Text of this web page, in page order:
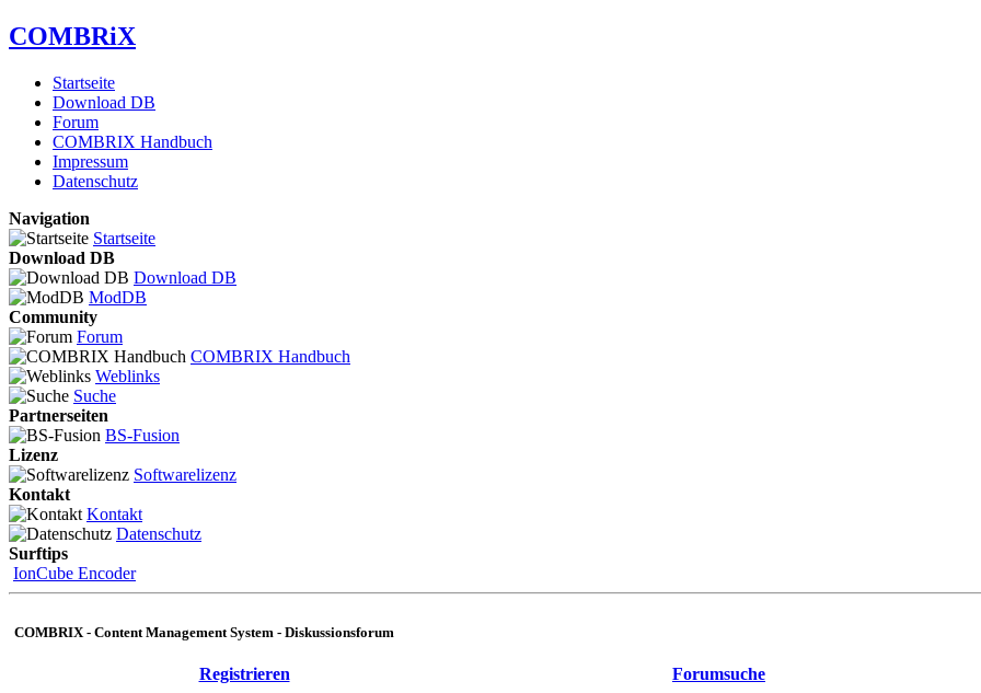
COMBRiX
Startseite
Download DB
Forum
COMBRIX Handbuch
Impressum
Datenschutz
Navigation
Startseite
Download DB
Download DB
ModDB
Community
Forum
COMBRIX Handbuch
Weblinks
Suche
Partnerseiten
BS-Fusion
Lizenz
Softwarelizenz
Kontakt
Kontakt
Datenschutz
Surftips
IonCube Encoder
COMBRIX - Content Management System - Diskussionsforum
Registrieren Forumsuche